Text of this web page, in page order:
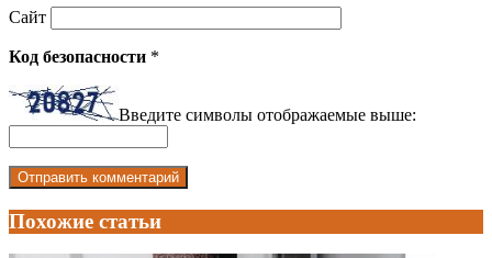
Сайт
Код безопасности *
Введите символы отображаемые выше:
Похожие статьи